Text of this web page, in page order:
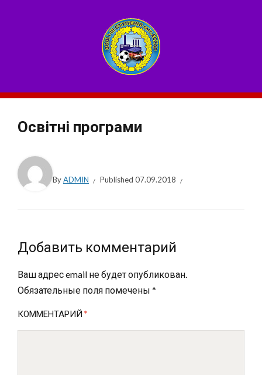
Освітні програми
ByADMIN Published 07.09.2018
Добавить комментарий
Ваш адрес email не будет опубликован.
Обязательные поля помечены *
КОММЕНТАРИЙ *